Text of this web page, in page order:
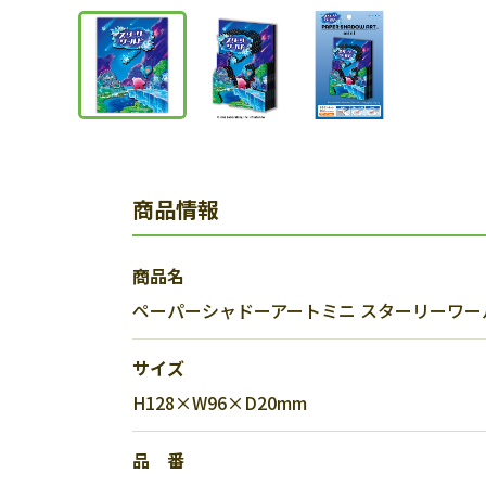
商品情報
商品名
ペーパーシャドーアートミニ スターリーワ
サイズ
H128×W96×D20mm
品 番